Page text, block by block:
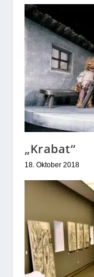
„Krabat“
18. Oktober 2018